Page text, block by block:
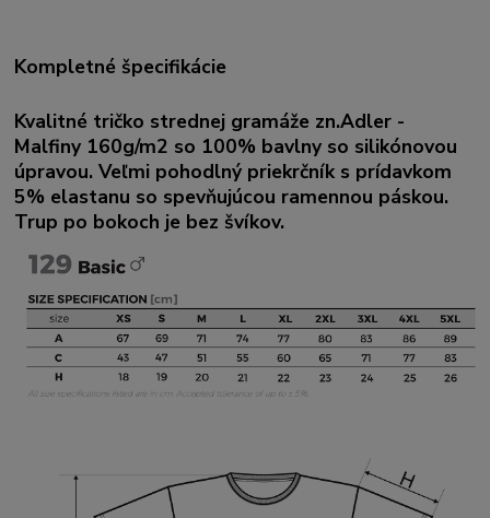
Kompletné špecifikácie
Kvalitné tričko strednej gramáže zn.Adler -
Malfiny 160g/m2 so 100% bavlny so silikónovou
úpravou. Veľmi pohodlný priekrčník s prídavkom
5% elastanu so spevňujúcou ramennou páskou.
Trup po bokoch je bez švíkov.